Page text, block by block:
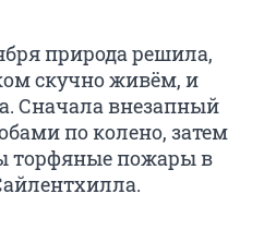
природа решила,
скучно живём, и
Сначала внезапный
по колено, затем
торфяные пожары в